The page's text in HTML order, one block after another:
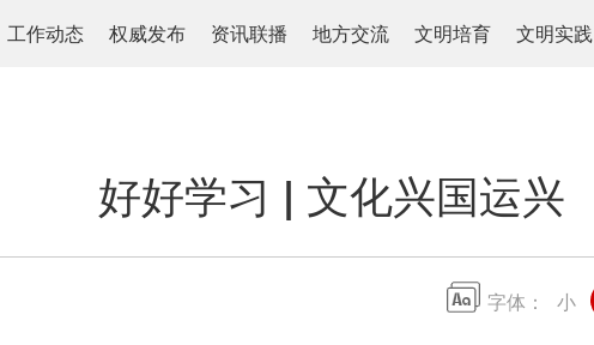
工作动态 权威发布 资讯联播 地方交流 文明培育 文明实践
好好学习 | 文化兴国运兴
字体： 小